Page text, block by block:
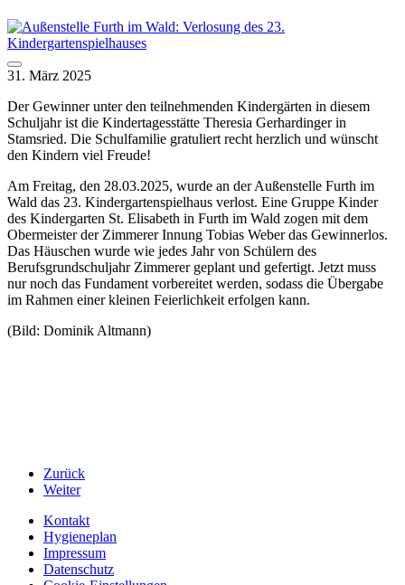
31. März 2025
Der Gewinner unter den teilnehmenden Kindergärten in diesem
Schuljahr ist die Kindertagesstätte Theresia Gerhardinger in
Stamsried. Die Schulfamilie gratuliert recht herzlich und wünscht
den Kindern viel Freude!
Am Freitag, den 28.03.2025, wurde an der Außenstelle Furth im
Wald das 23. Kindergartenspielhaus verlost. Eine Gruppe Kinder
des Kindergarten St. Elisabeth in Furth im Wald zogen mit dem
Obermeister der Zimmerer Innung Tobias Weber das Gewinnerlos.
Das Häuschen wurde wie jedes Jahr von Schülern des
Berufsgrundschuljahr Zimmerer geplant und gefertigt. Jetzt muss
nur noch das Fundament vorbereitet werden, sodass die Übergabe
im Rahmen einer kleinen Feierlichkeit erfolgen kann.
(Bild: Dominik Altmann)
Zurück
Weiter
Kontakt
Hygieneplan
Impressum
Datenschutz